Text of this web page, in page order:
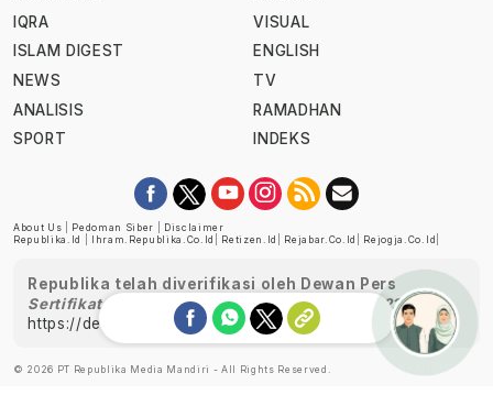
IQRA
ISLAM DIGEST
NEWS
ANALISIS
SPORT
VISUAL
ENGLISH
TV
RAMADHAN
INDEKS
About Us Pedoman Siber
Disclaimer
Republika.id
Ihram.republika.co.id Retizen.id Rejabar.co.id Rejogja.co.id
Republika telah diverifikasi oleh Dewan Pers
Sertifikat Nomor 1058/DP-Verifikasi/K/XII/2022
https://dewanpers.or.id/data/perusahaanpers
© 2026 PT Republika Media Mandiri - All Rights Reserved. Ask me!